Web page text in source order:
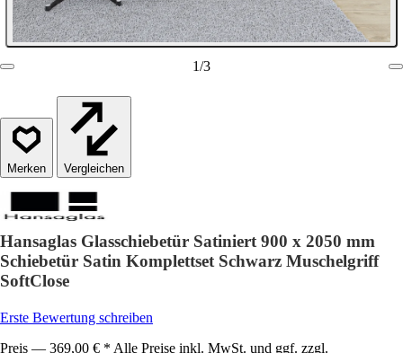
1/3
Vergleichen
Hansaglas Glasschiebetür Satiniert 900 x 2050 mm
Schiebetür Satin Komplettset Schwarz Muschelgriff
SoftClose
Erste Bewertung schreiben
Preis — 369,00 € * Alle Preise inkl. MwSt. und ggf. zzgl.